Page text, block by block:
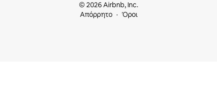
© 2026 Airbnb, Inc.
Απόρρητο
Όροι